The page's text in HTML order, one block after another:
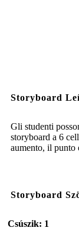
Storyboard
Gli studenti
storyboard a 6
aumento, il punto
Storyboard
Csúszik: 1